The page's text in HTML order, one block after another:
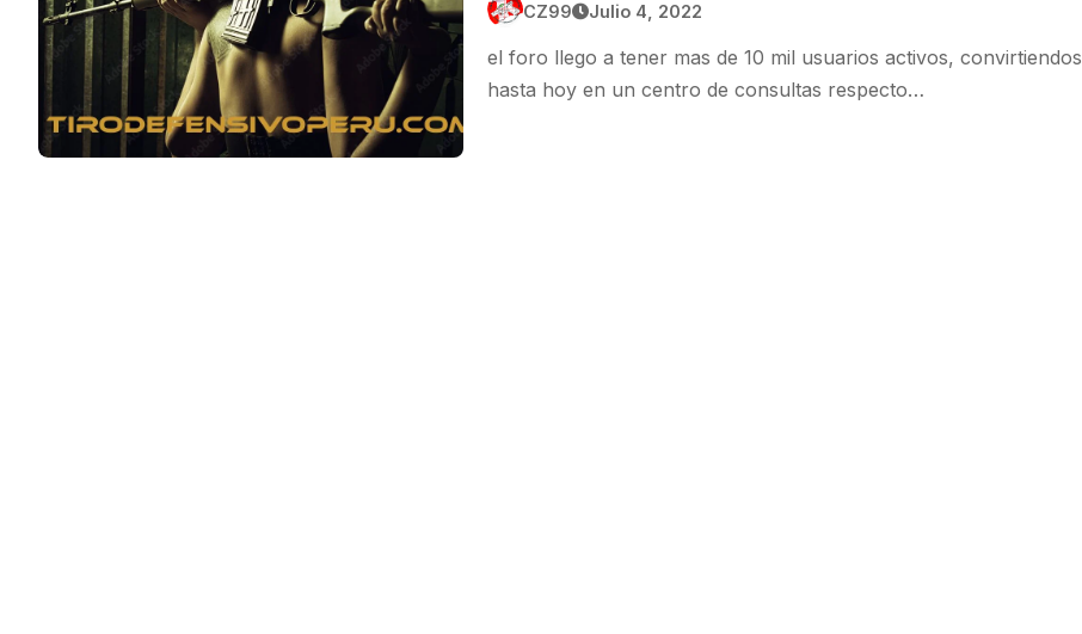
CZ99 Julio 4, 2022
el foro llego a tener mas de 10 mil usuarios activos,
hasta hoy en un centro de consultas respecto…